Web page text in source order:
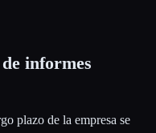
informes
plazo de la empresa se